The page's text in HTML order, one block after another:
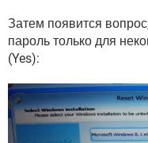
Затем появится
пароль только для
(Yes):